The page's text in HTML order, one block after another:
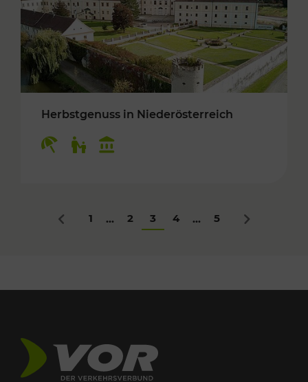
Herbstgenuss in Niederösterreich
Zurück
1 ... 2 3 4 ... 5 Nächstes